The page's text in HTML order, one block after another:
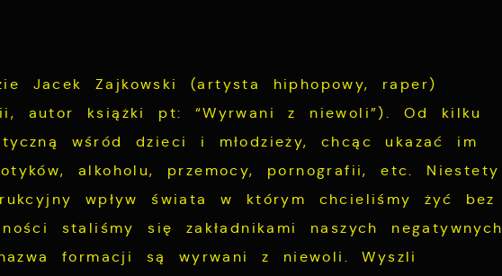
Jacek Zajkowski (artysta hiphopowy, raper)
autor książki pt: “Wyrwani z niewoli”). Od kilku
wśród dzieci i młodzieży, chcąc ukazać im
alkoholu, przemocy, pornografii, etc. Niestety
wpływ świata w którym chcieliśmy żyć bez
staliśmy się zakładnikami naszych negatywnych
formacji są wyrwani z niewoli. Wyszli